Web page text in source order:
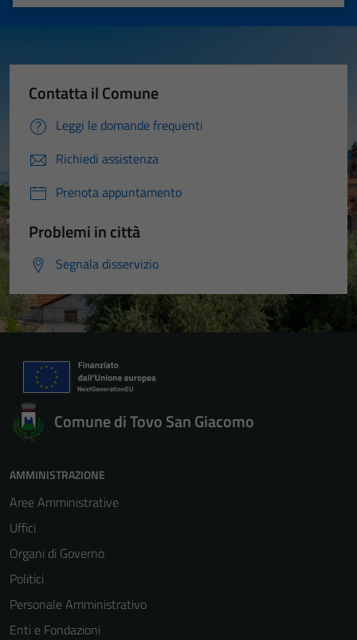
Contatta il Comune
Leggi le domande frequenti
Richiedi assistenza
Prenota appuntamento
Problemi in città
Segnala disservizio
Comune di Tovo San Giacomo
AMMINISTRAZIONE
Aree Amministrative
Uffici
Organi di Governo
Politici
Personale Amministrativo
Enti e Fondazioni